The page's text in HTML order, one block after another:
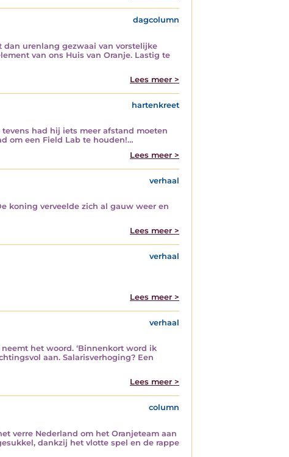
dagcolumn
urenlang gezwaai van vorstelijke
van ons Huis van Oranje. Lastig te
Lees meer >
hartenkreet
had hij iets meer afstand moeten
om een Field Lab te houden!…
Lees meer >
verhaal
koning verveelde zich al gauw weer en
Lees meer >
verhaal
Lees meer >
verhaal
het woord. ‘Binnenkort word ik
aan. Salarisverhoging? Een
Lees meer >
column
verre Nederland om het Oranjeteam aan
dankzij het vlotte spel en de rappe